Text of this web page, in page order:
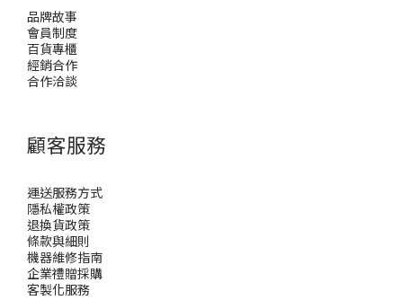
品牌故事
會員制度
百貨專櫃
經銷合作
合作洽談
顧客服務
運送服務方式
隱私權政策
退換貨政策
條款與細則
機器維修指南
企業禮贈採購
客製化服務